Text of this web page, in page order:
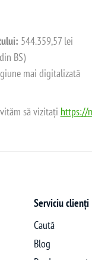
544.359,57 lei
BS)
mai digitalizată
să vizitați https://
Serviciu clienți
Caută
Blog